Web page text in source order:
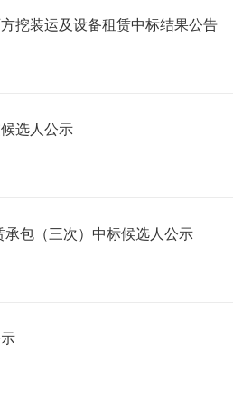
挖装运及设备租赁中标结果公告
选人公示
承包（三次）中标候选人公示